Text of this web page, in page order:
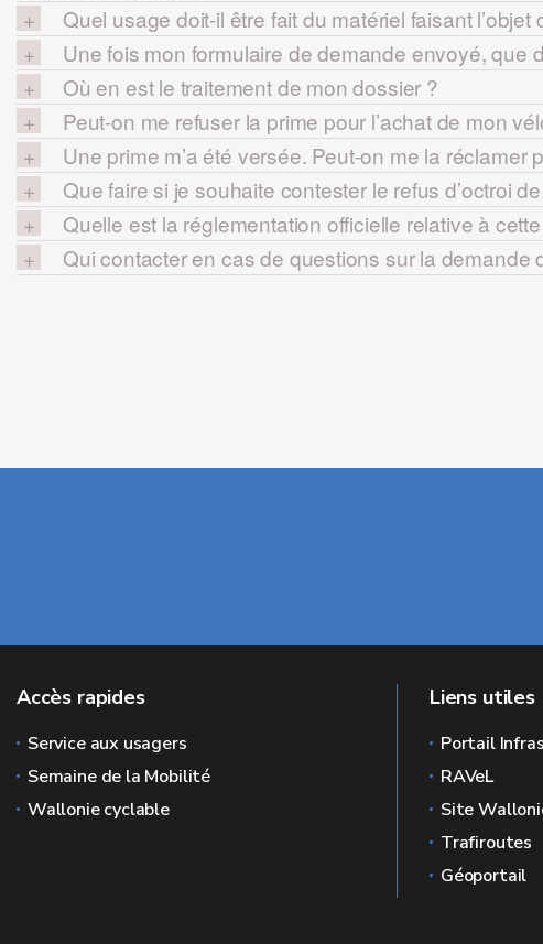
Quel usage doit-il être fait du matériel faisant l’objet
Une fois mon formulaire de demande envoyé, que
Où en est le traitement de mon dossier ?
Peut-on me refuser la prime pour l’achat de mon
Une prime m’a été versée. Peut-on me la réclamer
Que faire si je souhaite contester le refus d’octroi
Quelle est la réglementation officielle relative à
Qui contacter en cas de questions sur la demande
Accès rapides
Service aux usagers
Semaine de la Mobilité
Wallonie cyclable
Liens utiles
Portail
RAVeL
Site
Trafiroutes
Géoportail